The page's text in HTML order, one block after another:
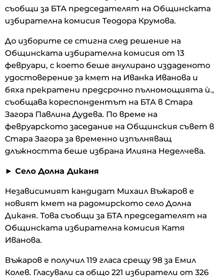
съобщи за БТА председателят на Общинската
избирателна комисия Теодора Крумова.
До изборите се стигна след решение на
Общинската избирателна комисия от 13
февруари, с което беше анулирано издаденото
удостоверение за кмет на Иванка Иванова и
бяха прекратени предсрочно пълномощията ѝ.,
съобщава кореспондентът на БТА в Стара
Загора Павлина Дудева. По време на
февруарското заседание на Общинския съвет в
Стара Загора за временно изпълняващ
длъжността беше избрана Илияна Неделчева.
► Село Долна Диканя
Независимият кандидат Михаил Въжаров е
новият кмет на радомирското село Долна
Диканя. Това съобщи за БТА председателят на
Общинската избирателна комисия Катя
Иванова.
Въжаров е получил 119 гласа срещу 98 за Емил
Колев. Гласували са общо 221 избиратели от 326